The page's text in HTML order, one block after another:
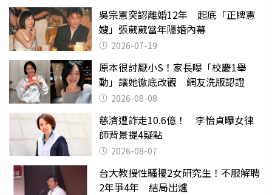
吳宗憲突認離婚12年 起底「正牌憲
嫂」張葳葳當年隱婚內幕
2026-07-19
原本很討厭小S！家長曝「校慶1舉
動」讓她徹底改觀 網友洗版認證
2026-08-08
慈濟遭詐走10.6億！ 李怡貞曝女律
師背景提4疑點
2026-08-07
台大教授性騷擾2女研究生！不服解聘
2年爭4年 結局出爐